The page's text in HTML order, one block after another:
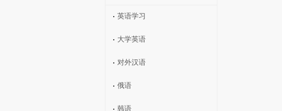
英语学习
大学英语
对外汉语
俄语
韩语